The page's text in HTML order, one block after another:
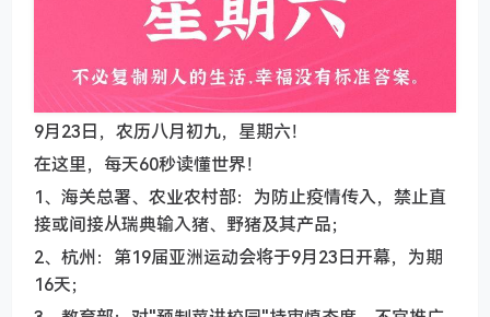
9月23日，农历八月初九，星期六！
在这里，每天60秒读懂世界！
1、海关总署、农业农村部：为防止疫情传入，禁止直
接或间接从瑞典输入猪、野猪及其产品；
2、杭州：第19届亚洲运动会将于9月23日开幕，为期
16天；